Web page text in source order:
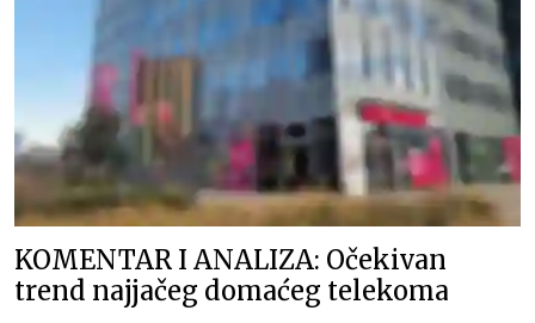
KOMENTAR I ANALIZA: Očekivan
trend najjačeg domaćeg telekoma